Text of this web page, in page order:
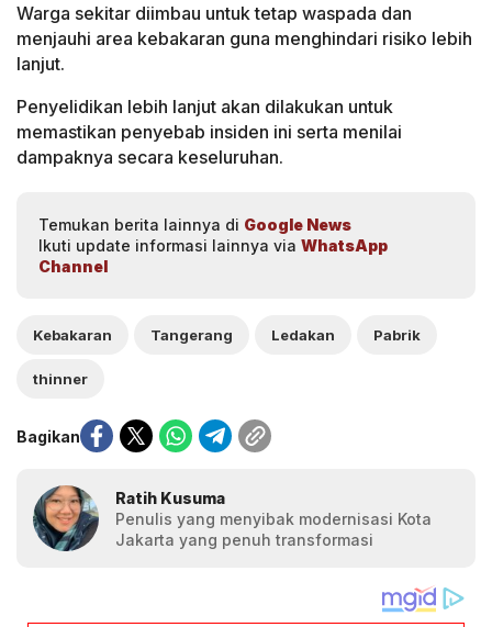
Warga sekitar diimbau untuk tetap waspada dan
menjauhi area kebakaran guna menghindari risiko lebih
lanjut.
Penyelidikan lebih lanjut akan dilakukan untuk
memastikan penyebab insiden ini serta menilai
dampaknya secara keseluruhan.
Temukan berita lainnya di Google News
Ikuti update informasi lainnya via WhatsApp
Channel
Kebakaran Tangerang Ledakan Pabrik
thinner
Bagikan
Ratih Kusuma
Penulis yang menyibak modernisasi Kota
Jakarta yang penuh transformasi